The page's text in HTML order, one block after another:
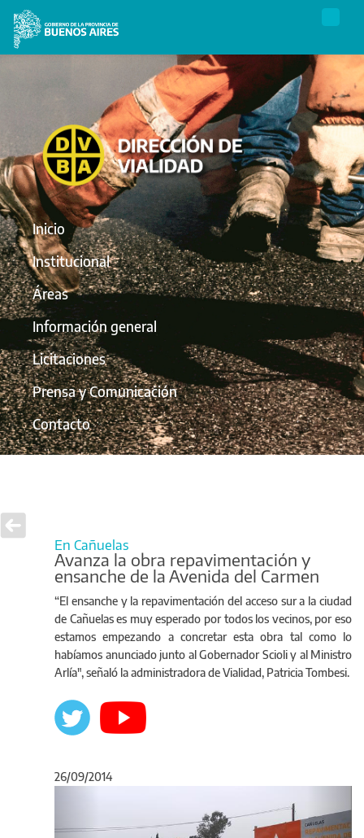
Inicio
Institucional
Áreas
Información general
Licitaciones
Prensa y Comunicación
Contacto
En Cañuelas
Avanza la obra repavimentación y
ensanche de la Avenida del Carmen
“El ensanche y la repavimentación del acceso sur a la ciudad
de Cañuelas es muy esperado por todos los vecinos, por eso
estamos empezando a concretar esta obra tal como lo
habíamos anunciado junto al Gobernador Scioli y al Ministro
Arlía", señaló la administradora de Vialidad, Patricia Tombesi.
26/09/2014